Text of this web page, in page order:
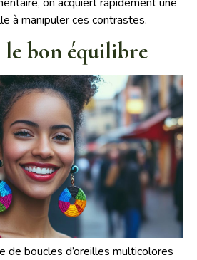
à manipuler ces contrastes.
bon équilibre
de boucles d’oreilles multicolores